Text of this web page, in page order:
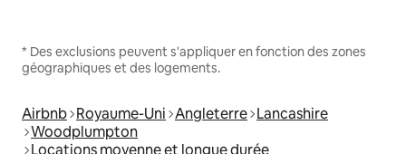
* Des exclusions peuvent s'appliquer en fonction des zones
géographiques et des logements.
Airbnb Royaume-Uni Angleterre Lancashire
Woodplumpton
Locations moyenne et longue durée